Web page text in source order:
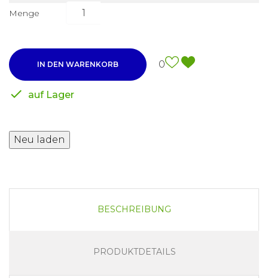
Menge
IN DEN WARENKORB 0
 auf Lager
BESCHREIBUNG
PRODUKTDETAILS